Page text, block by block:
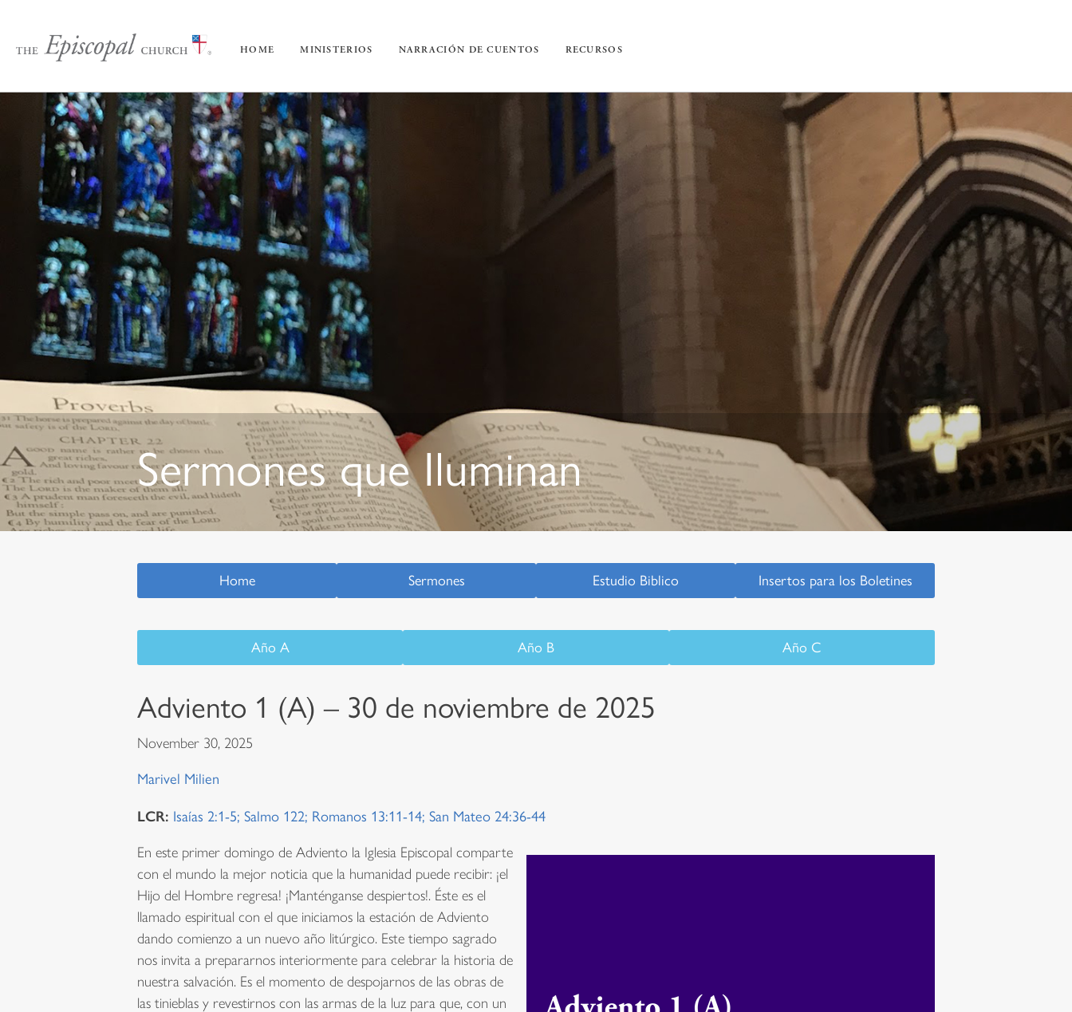
HOME MINISTERIOS NARRACIÓN DE CUENTOS RECURSOS
Sermones que Iluminan
Home Sermones Estudio Biblico Insertos para los Boletines
Año A Año B Año C
Adviento 1 (A) – 30 de noviembre de 2025
November 30, 2025
Marivel Milien
LCR: Isaías 2:1-5; Salmo 122; Romanos 13:11-14; San Mateo 24:36-44
En este primer domingo de Adviento la Iglesia Episcopal comparte
con el mundo la mejor noticia que la humanidad puede recibir: ¡el
Hijo del Hombre regresa! ¡Manténganse despiertos!. Éste es el
llamado espiritual con el que iniciamos la estación de Adviento
dando comienzo a un nuevo año litúrgico. Este tiempo sagrado
nos invita a prepararnos interiormente para celebrar la historia de
nuestra salvación. Es el momento de despojarnos de las obras de
las tinieblas y revestirnos con las armas de la luz para que, con un